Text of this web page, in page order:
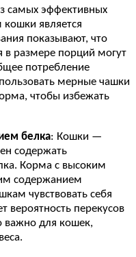
самых эффективных
кошки является
показывают, что
размере порций могут
потребление
мерные чашки
чтобы избежать
белка: Кошки —
содержать
Корма с высоким
содержанием
чувствовать себя
вероятность перекусов
важно для кошек,